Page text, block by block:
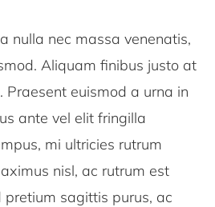
nulla nec massa venenatis,
Aliquam finibus justo at
Praesent euismod a urna in
ante vel elit fringilla
mi ultricies rutrum
nisl, ac rutrum est
pretium sagittis purus, ac